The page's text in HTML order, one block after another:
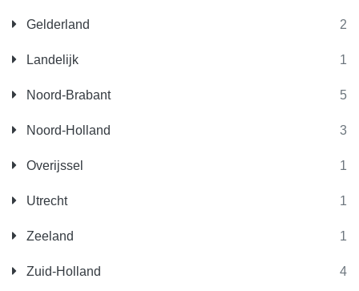
Gelderland 2
Landelijk 1
Noord-Brabant 5
Noord-Holland 3
Overijssel 1
Utrecht 1
Zeeland 1
Zuid-Holland 4